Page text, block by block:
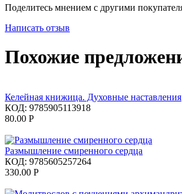
Поделитесь мнением с другими
Написать отзыв
Похожие
Келейная книжица. Духовные наставления
КОД: 9785905113918
80.00 Р
Размышление смиренного сердца
КОД: 9785605257264
330.00 Р